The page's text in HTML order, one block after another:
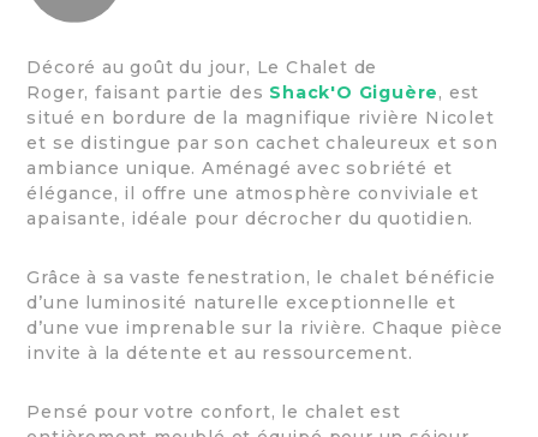
Décoré au goût du jour, Le Chalet de
Roger, faisant partie des Shack'O Giguère, est
situé en bordure de la magnifique rivière Nicolet
et se distingue par son cachet chaleureux et son
ambiance unique. Aménagé avec sobriété et
élégance, il offre une atmosphère conviviale et
apaisante, idéale pour décrocher du quotidien.
Grâce à sa vaste fenestration, le chalet bénéficie
d’une luminosité naturelle exceptionnelle et
d’une vue imprenable sur la rivière. Chaque pièce
invite à la détente et au ressourcement.
Pensé pour votre confort, le chalet est